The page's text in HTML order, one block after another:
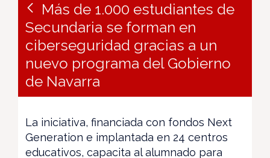
Más de 1.000 estudiantes de
Secundaria se forman en
ciberseguridad gracias a un
nuevo programa del Gobierno
de Navarra
La iniciativa, financiada con fondos Next
Generation e implantada en 24 centros
educativos, capacita al alumnado para